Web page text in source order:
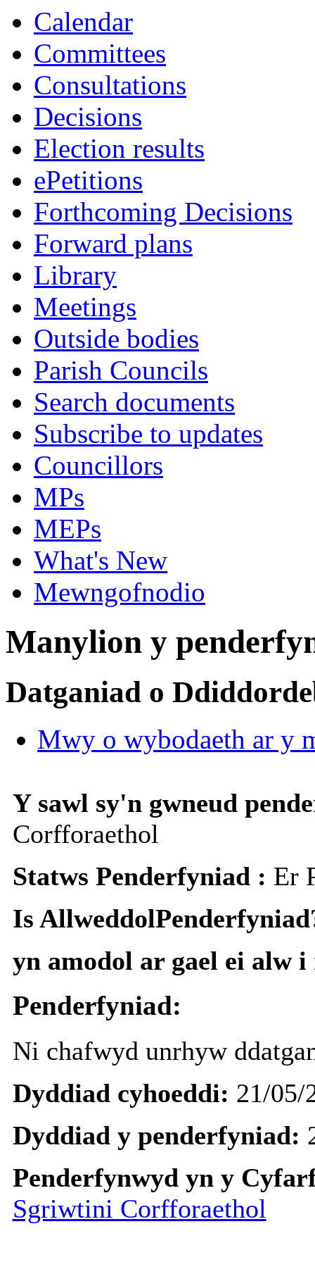
Calendar
Committees
Consultations
Decisions
Election results
ePetitions
Forthcoming Decisions
Forward plans
Library
Meetings
Outside bodies
Parish Councils
Search documents
Subscribe to updates
Councillors
MPs
MEPs
What's New
Mewngofnodio
Manylion y
Datganiad o
Mwy o wybodaeth ar y
Y sawl sy'n gwneud
Corfforaethol
Statws Penderfyniad : Er
Is
yn amodol ar gael ei alw
Penderfyniad:
Ni chafwyd unrhyw
Dyddiad cyhoeddi: 21/05/
Dyddiad y penderfyniad:
Penderfynwyd yn y
Sgriwtini Corfforaethol